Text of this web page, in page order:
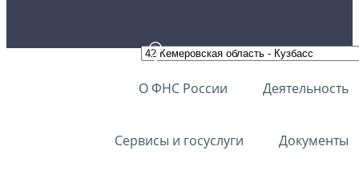
О ФНС России Деятельность
Сервисы и госуслуги Документы